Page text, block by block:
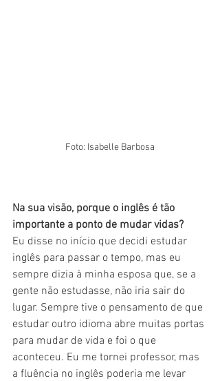
Foto: Isabelle Barbosa
Na sua visão, porque o inglês é tão
importante a ponto de mudar vidas?
Eu disse no início que decidi estudar
inglês para passar o tempo, mas eu
sempre dizia à minha esposa que, se a
gente não estudasse, não iria sair do
lugar. Sempre tive o pensamento de que
estudar outro idioma abre muitas portas
para mudar de vida e foi o que
aconteceu. Eu me tornei professor, mas
a fluência no inglês poderia me levar